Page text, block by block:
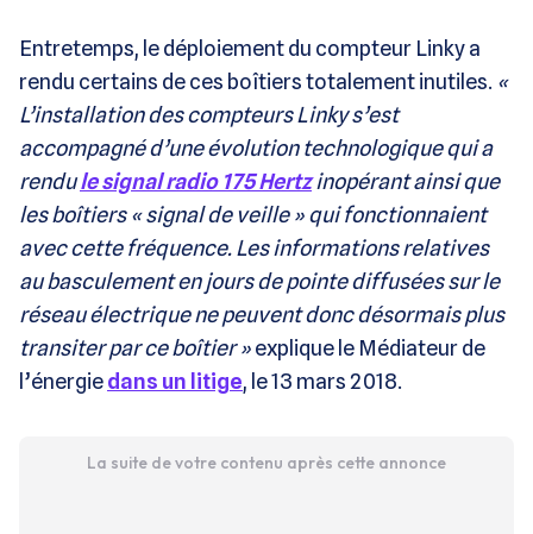
Entretemps, le déploiement du compteur Linky a
rendu certains de ces boîtiers totalement inutiles. «
L’installation des compteurs Linky s’est
accompagné d’une évolution technologique qui a
rendule signal radio 175 Hertzinopérant ainsi que
les boîtiers « signal de veille » qui fonctionnaient
avec cette fréquence. Les informations relatives
au basculement en jours de pointe diffusées sur le
réseau électrique ne peuvent donc désormais plus
transiter par ce boîtier »explique le Médiateur de
l’énergiedans un litige, le 13 mars 2018.
La suite de votre contenu après cette annonce